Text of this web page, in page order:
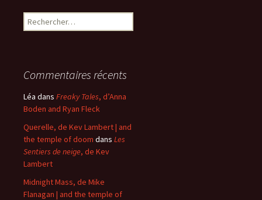
Rechercher :
Commentaires récents
Léa dans Freaky Tales, d’Anna
Boden and Ryan Fleck
Querelle, de Kev Lambert | and
the temple of doom dans Les
Sentiers de neige, de Kev
Lambert
Midnight Mass, de Mike
Flanagan | and the temple of